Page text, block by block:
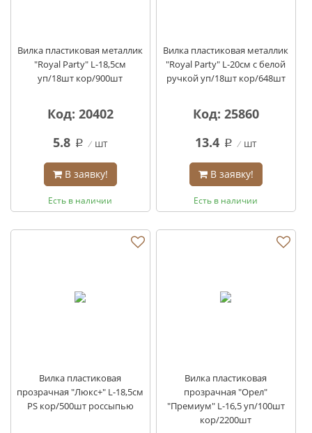
Вилка пластиковая металлик
"Royal Party" L-18,5см
уп/18шт кор/900шт
Код: 20402
5.8 q шт
В заявку!
Есть в наличии
Вилка пластиковая металлик
"Royal Party" L-20см с белой
ручкой уп/18шт кор/648шт
Код: 25860
13.4 q шт
В заявку!
Есть в наличии
Вилка пластиковая
прозрачная "Люкс+" L-18,5см
PS кор/500шт россыпью
Вилка пластиковая
прозрачная "Орел"
"Премиум" L-16,5 уп/100шт
кор/2200шт